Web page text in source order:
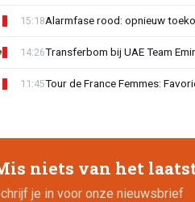
Alarmfase rood: opnieuw
15:18
Transferbom bij UAE Team
14:26
Tour de France Femmes:
11:45
niets van het
je in voor onze nieuwsbrief